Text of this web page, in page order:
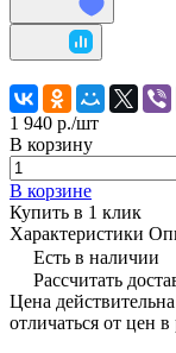
1 940 р./шт
В корзину
В корзине
Купить в 1 клик
Характеристики
Есть в наличии
Рассчитать
Цена
отличаться от цен